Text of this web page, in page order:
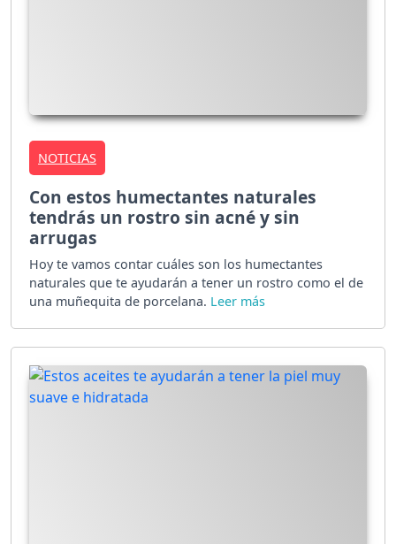
NOTICIAS
Con estos humectantes naturales
tendrás un rostro sin acné y sin
arrugas
Hoy te vamos contar cuáles son los humectantes
naturales que te ayudarán a tener un rostro como el de
una muñequita de porcelana.